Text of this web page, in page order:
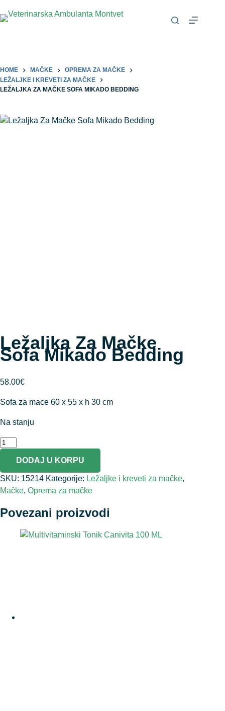
HOME MAČKE
OPREMA ZA MAČKE
LEŽALJKE I KREVETI ZA MAČKE
LEŽALJKA ZA MAČKE SOFA MIKADO BEDDING
Ležaljka Za Mačke
Sofa Mikado Bedding
58.00€
Sofa za mace 60 x 55 x h 30 cm
Na stanju
DODAJ U KORPU
SKU: 15214 Kategorije: Ležaljke i kreveti za mačke,
Mačke, Oprema za mačke
Povezani proizvodi